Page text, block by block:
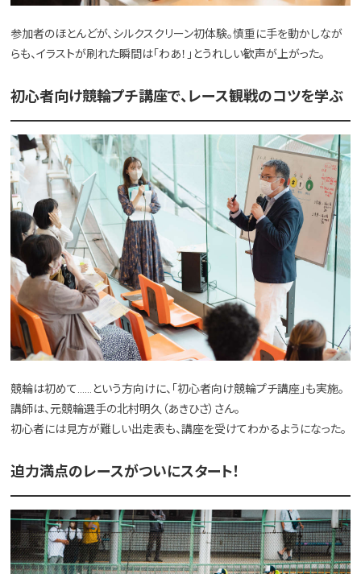
参加者のほとんどが、シルクスクリーン初体験。慎重に手を動かしなが
らも、イラストが刷れた瞬間は「わあ！」とうれしい歓声が上がった。
初心者向け競輪プチ講座で、レース観戦のコツを学ぶ
競輪は初めて……という方向けに、「初心者向け競輪プチ講座」も実施。
講師は、元競輪選手の北村明久（あきひさ）さん。
初心者には見方が難しい出走表も、講座を受けてわかるようになった。
迫力満点のレースがついにスタート！